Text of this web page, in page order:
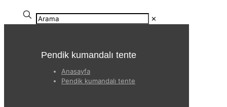
✕
Pendik kumandalı tente
Anasayfa
Pendik kumandalı tente